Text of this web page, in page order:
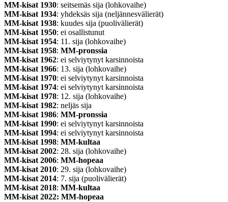
MM-kisat 1930: seitsemäs sija (lohkovaihe)
MM-kisat 1934: yhdeksäs sija (neljännesvälierät)
MM-kisat 1938: kuudes sija (puolivälierät)
MM-kisat 1950: ei osallistunut
MM-kisat 1954: 11. sija (lohkovaihe)
MM-kisat 1958: MM-pronssia
MM-kisat 1962: ei selviytynyt karsinnoista
MM-kisat 1966: 13. sija (lohkovaihe)
MM-kisat 1970: ei selviytynyt karsinnoista
MM-kisat 1974: ei selviytynyt karsinnoista
MM-kisat 1978: 12. sija (lohkovaihe)
MM-kisat 1982: neljäs sija
MM-kisat 1986: MM-pronssia
MM-kisat 1990: ei selviytynyt karsinnoista
MM-kisat 1994: ei selviytynyt karsinnoista
MM-kisat 1998: MM-kultaa
MM-kisat 2002: 28. sija (lohkovaihe)
MM-kisat 2006: MM-hopeaa
MM-kisat 2010: 29. sija (lohkovaihe)
MM-kisat 2014: 7. sija (puolivälierät)
MM-kisat 2018: MM-kultaa
MM-kisat 2022: MM-hopeaa